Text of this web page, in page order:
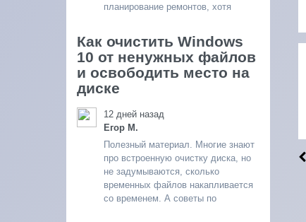
планирование ремонтов, хотя
Как очистить Windows
10 от ненужных файлов
и освободить место на
диске
12 дней назад
Егор М.
Полезный материал. Многие знают
про встроенную очистку диска, но
не задумываются, сколько
временных файлов накапливается
со временем. А советы по